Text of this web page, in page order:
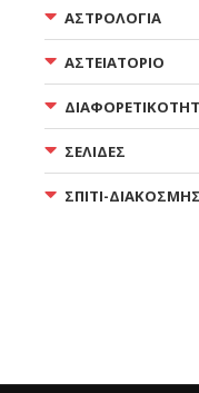
ΑΣΤΡΟΛΟΓΙΑ
ΑΣΤΕΙΑΤΟΡΙΟ
ΣΕΛΙΔΕΣ
ΣΠΙΤΙ-